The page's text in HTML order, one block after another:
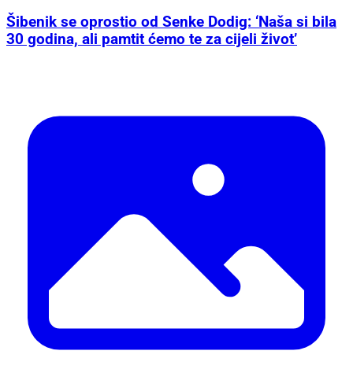
Šibenik se oprostio od Senke Dodig: ‘Naša si bila
30 godina, ali pamtit ćemo te za cijeli život’